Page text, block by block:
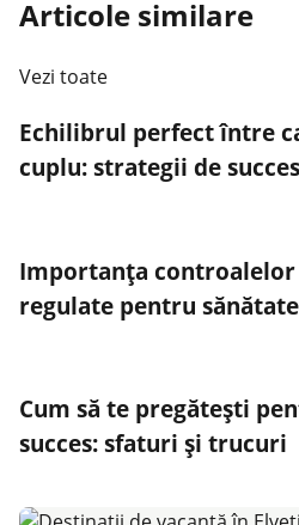
Articole similare
Vezi toate
Echilibrul perfect între
cuplu: strategii de succes
Importanța
regulate pentru
Cum să te pregătești
succes: sfaturi și trucuri